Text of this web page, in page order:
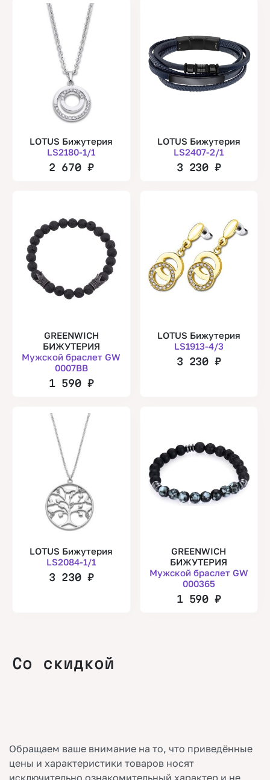
LOTUS Бижутерия
LS2180-1/1
2 670 ₽
LOTUS Бижутерия
LS2407-2/1
3 230₽
GREENWICH
БИЖУТЕРИЯ
Мужской браслет GW
0007BB
1 590 ₽
LOTUS Бижутерия
LS1913-4/3
3 230₽
LOTUS Бижутерия
LS2084-1/1
3 230 ₽
GREENWICH
БИЖУТЕРИЯ
Мужской браслет GW
000365
1 590₽
Со скидкой
Обращаем ваше внимание на то, что приведённые
цены и характеристики товаров носят
исключительно ознакомительный характер и не